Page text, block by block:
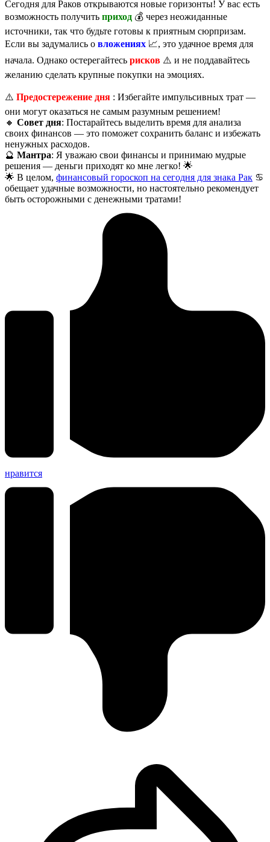
Сегодня для Раков открываются новые горизонты! У вас есть
возможность получить приход 💰 через неожиданные
источники, так что будьте готовы к приятным сюрпризам.
Если вы задумались о вложениях 📈, это удачное время для
начала. Однако остерегайтесь рисков ⚠️ и не поддавайтесь
желанию сделать крупные покупки на эмоциях.
⚠️ Предостережение дня : Избегайте импульсивных трат —
они могут оказаться не самым разумным решением!
🔸 Совет дня: Постарайтесь выделить время для анализа
своих финансов — это поможет сохранить баланс и избежать
ненужных расходов.
🔮 Мантра: Я уважаю свои финансы и принимаю мудрые
решения — деньги приходят ко мне легко! 🌟
🌟 В целом, финансовый гороскоп на сегодня для знака Рак ♋️
обещает удачные возможности, но настоятельно рекомендует
быть осторожными с денежными тратами!
нравится